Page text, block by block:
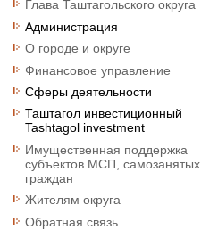
Глава Таштагольского округа
Администрация
О городе и округе
Финансовое управление
Сферы деятельности
Таштагол инвестиционный
Tashtagol investment
Имущественная поддержка
субъектов МСП, самозанятых
граждан
Жителям округа
Обратная связь